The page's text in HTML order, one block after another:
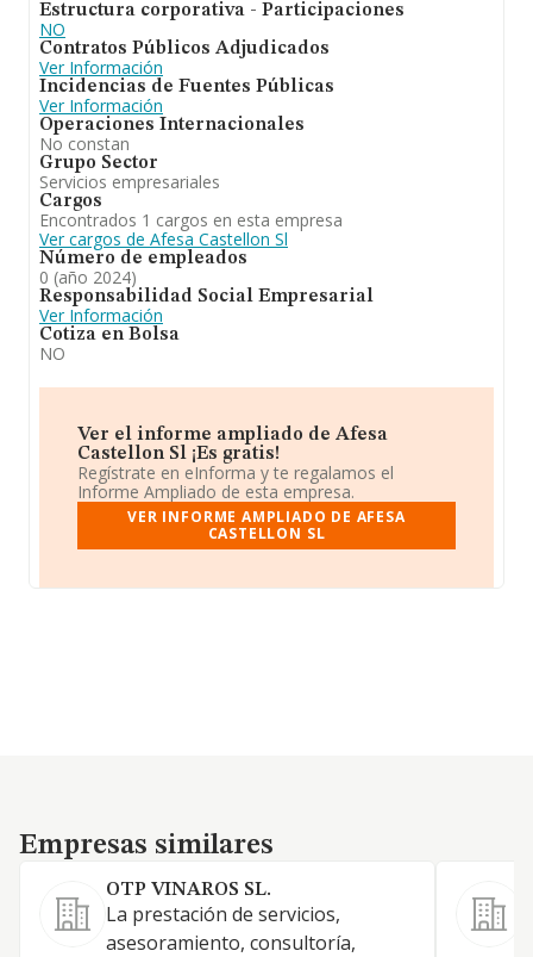
Estructura corporativa - Participaciones
NO
Contratos Públicos Adjudicados
Ver Información
Incidencias de Fuentes Públicas
Ver Información
Operaciones Internacionales
No constan
Grupo Sector
Servicios empresariales
Cargos
Encontrados 1 cargos en esta empresa
Ver cargos de Afesa Castellon Sl
Número de empleados
0 (año 2024)
Responsabilidad Social Empresarial
Ver Información
Cotiza en Bolsa
NO
Ver el informe ampliado de Afesa
Castellon Sl ¡Es gratis!
Regístrate en eInforma y te regalamos el
Informe Ampliado de esta empresa.
VER INFORME AMPLIADO DE AFESA
CASTELLON SL
Empresas similares
Empresas similares
OTP VINAROS SL.
La prestación de servicios,
asesoramiento, consultoría,